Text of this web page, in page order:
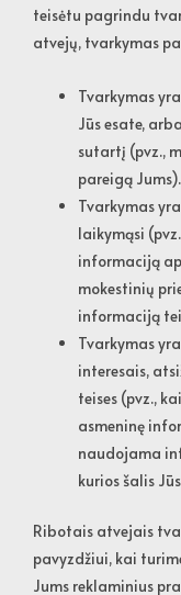
teisėtu pagrindu
atvejų, tvarkymas
Tvarkymas
Jūs esate,
sutartį (pvz.,
pareigą Jums).
Tvarkymas
laikymąsi
informaciją
mokestinių
informaciją
Tvarkymas
interesais,
teises (pvz.,
asmeninę
naudojama
kurios šalis
Ribotais atvejais
pavyzdžiui, kai
Jums reklaminius